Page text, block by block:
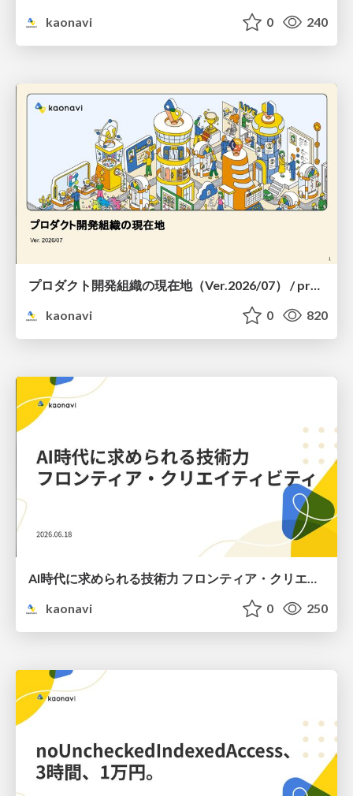
kaonavi
0 240
プロダクト開発組織の現在地（Ver.2026/07） / product-organization
kaonavi
0 820
AI時代に求められる技術力 フロンティア・クリエイティビティ / Technical Excellence in the AI Era: Frontier Creativity
kaonavi
0 250